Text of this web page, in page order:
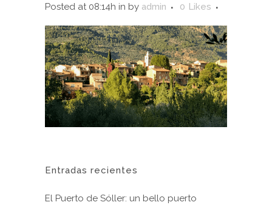
Posted at 08:14h in by admin 0 Likes
Entradas recientes
El Puerto de Sóller: un bello puerto